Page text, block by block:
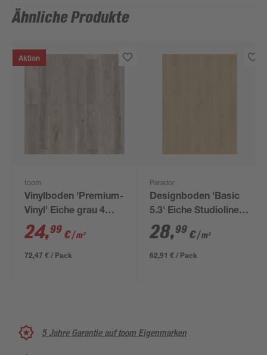
Ähnliche Produkte
Aktion
toom
Vinylboden 'Premium-
Vinyl' Eiche grau 4
mm
24,99 €/ m²
72,47 € / Pack
Parador
Designboden 'Basic
5.3' Eiche Studioline
braun geschliffen 5,3
mm
28,99 €/ m²
62,91 € / Pack
5 Jahre Garantie auf toom Eigenmarken